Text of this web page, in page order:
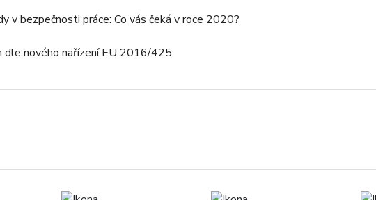
v bezpečnosti práce: Co vás čeká v roce 2020?
dle nového nařízení EU 2016/425